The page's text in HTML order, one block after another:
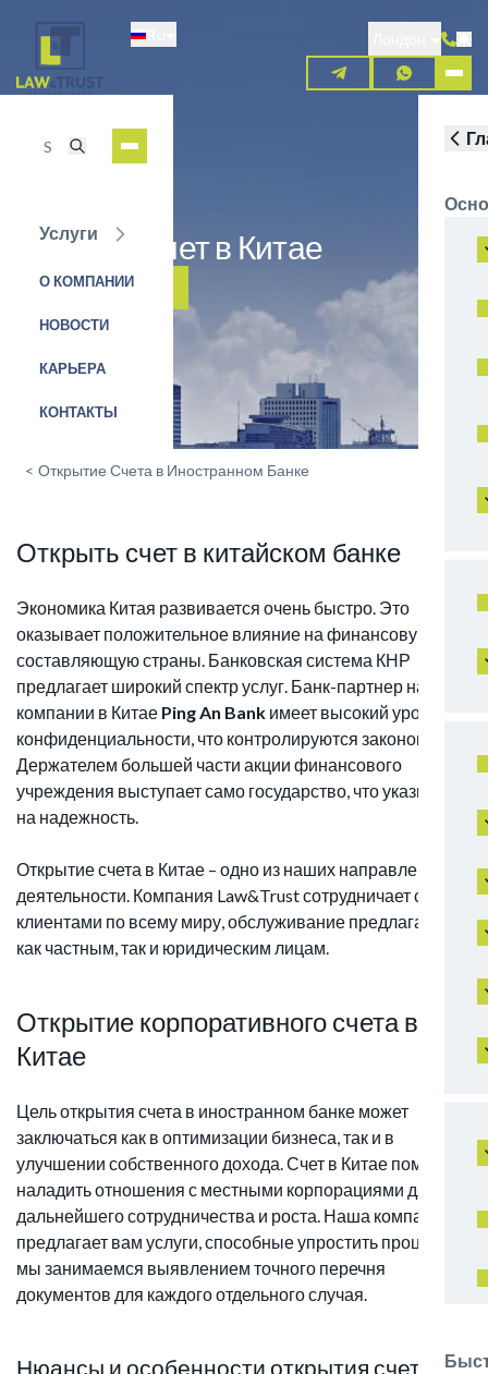
основному
содержанию
Услуги
О КОМПАНИИ
НОВОСТИ
КАРЬЕРА
КОНТАКТЫ
Открыть счет в Китае
ЗАЯВКА НА УСЛУГУ
< Открытие Счета в Иностранном Банке
Открыть счет в китайском банке
Экономика Китая развивается очень быстро. Это
оказывает положительное влияние на финансовую
составляющую страны. Банковская система КНР
предлагает широкий спектр услуг. Банк-партнер нашей
компании в Китае Ping An Bank имеет высокий уровень
конфиденциальности, что контролируются законом.
Держателем большей части акции финансового
учреждения выступает само государство, что указывает
на надежность.
Открытие счета в Китае – одно из наших направлений
деятельности. Компания Law&Trust сотрудничает с
клиентами по всему миру, обслуживание предлагается
как частным, так и юридическим лицам.
Открытие корпоративного счета в
Китае
Цель открытия счета в иностранном банке может
заключаться как в оптимизации бизнеса, так и в
улучшении собственного дохода. Счет в Китае поможет
наладить отношения с местными корпорациями для
дальнейшего сотрудничества и роста. Наша компания
предлагает вам услуги, способные упростить процедуру:
мы занимаемся выявлением точного перечня
документов для каждого отдельного случая.
Нюансы и особенности открытия счетов в